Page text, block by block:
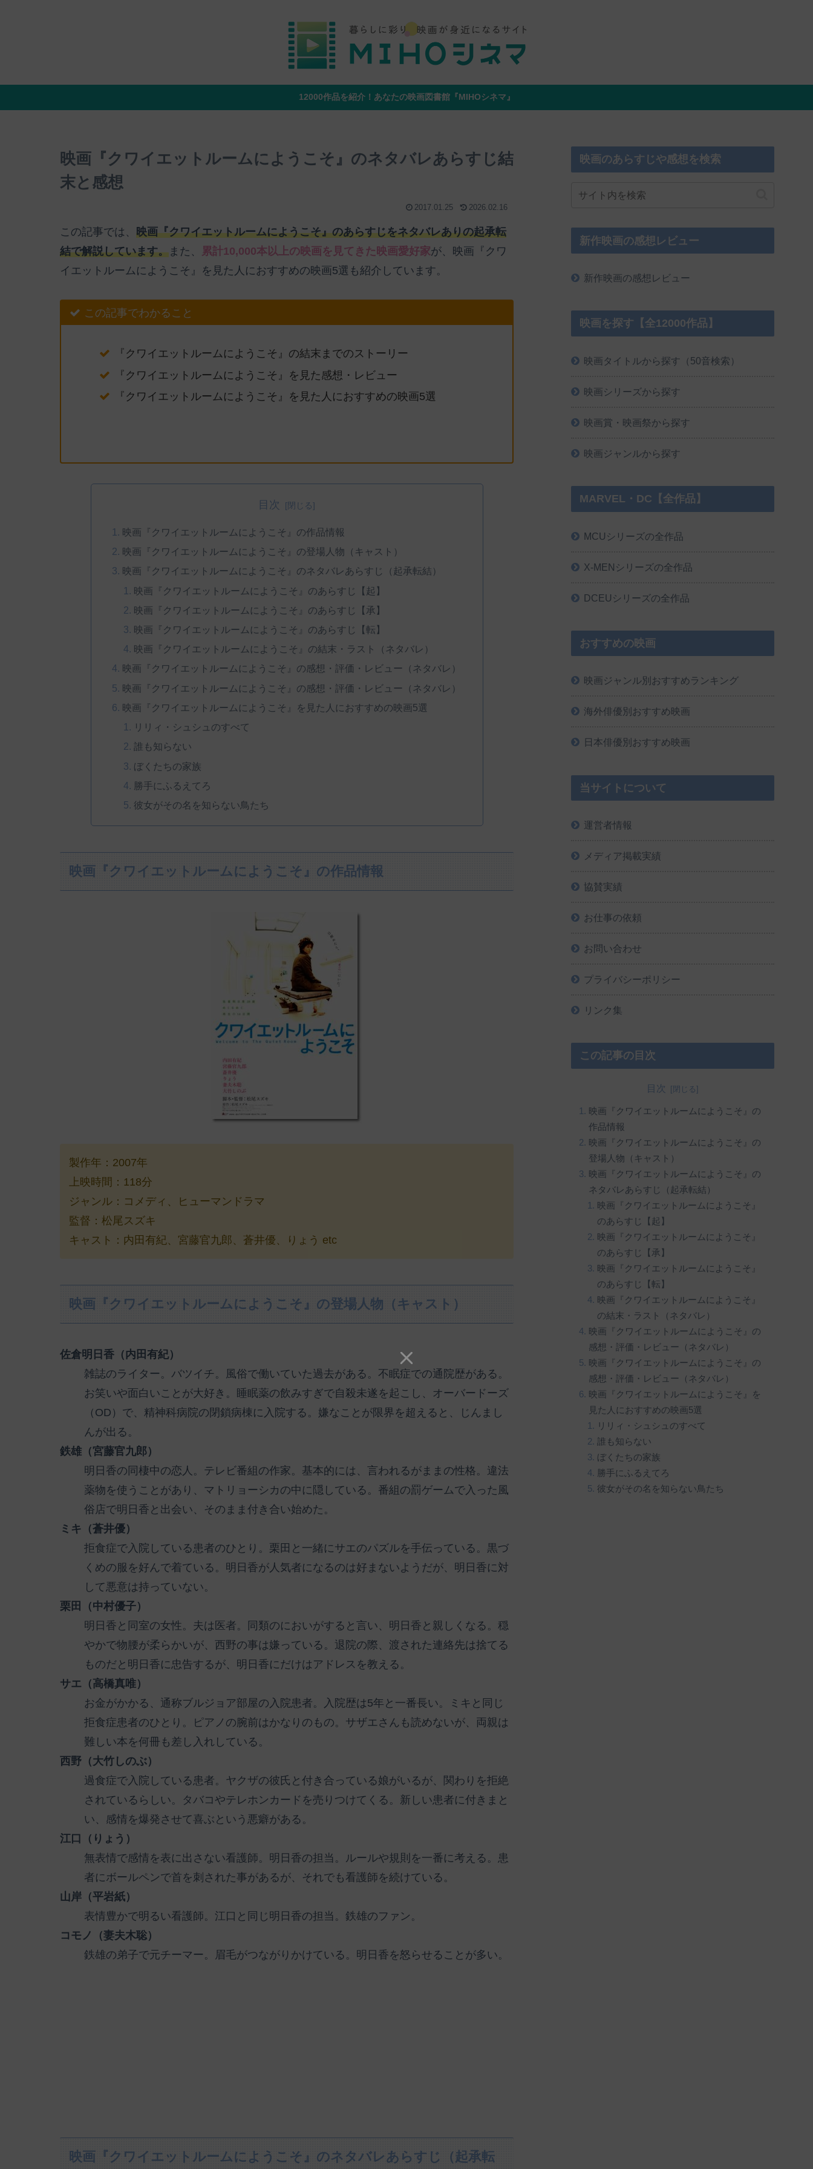
12000作品を紹介！あなたの映画図書館『MIHOシネマ』
映画『クワイエットルームにようこそ』のネタバレあらすじ結
末と感想
2017.01.25 2026.02.16
この記事では、 映画『クワイエットルームにようこそ』のあらすじをネタバレありの起承転
結で解説しています。 また、 累計10,000本以上の映画を見てきた映画愛好家が、映画『クワ
イエットルームにようこそ』を見た人におすすめの映画5選も紹介しています。
この記事でわかること
『クワイエットルームにようこそ』の結末までのストーリー
『クワイエットルームにようこそ』を見た感想・レビュー
『クワイエットルームにようこそ』を見た人におすすめの映画5選
目次
映画『クワイエットルームにようこそ』の作品情報
映画『クワイエットルームにようこそ』の登場人物（キャスト）
映画『クワイエットルームにようこそ』のネタバレあらすじ（起承転結）
映画『クワイエットルームにようこそ』のあらすじ【起】
映画『クワイエットルームにようこそ』のあらすじ【承】
映画『クワイエットルームにようこそ』のあらすじ【転】
映画『クワイエットルームにようこそ』の結末・ラスト（ネタバレ）
映画『クワイエットルームにようこそ』の感想・評価・レビュー（ネタバレ）
映画『クワイエットルームにようこそ』の感想・評価・レビュー（ネタバレ）
映画『クワイエットルームにようこそ』を見た人におすすめの映画5選
リリィ・シュシュのすべて
誰も知らない
ぼくたちの家族
勝手にふるえてろ
彼女がその名を知らない鳥たち
映画『クワイエットルームにようこそ』の作品情報
製作年：2007年
上映時間：118分
ジャンル：コメディ、ヒューマンドラマ
監督：松尾スズキ
キャスト：内田有紀、宮藤官九郎、蒼井優、りょう etc
映画『クワイエットルームにようこそ』の登場人物（キャスト）
佐倉明日香（内田有紀）
雑誌のライター。バツイチ。風俗で働いていた過去がある。不眠症での通院歴がある。
お笑いや面白いことが大好き。睡眠薬の飲みすぎで自殺未遂を起こし、オーバードーズ
（OD）で、精神科病院の閉鎖病棟に入院する。嫌なことが限界を超えると、じんまし
んが出る。
鉄雄（宮藤官九郎）
明日香の同棲中の恋人。テレビ番組の作家。基本的には、言われるがままの性格。違法
薬物を使うことがあり、マトリョーシカの中に隠している。番組の罰ゲームで入った風
俗店で明日香と出会い、そのまま付き合い始めた。
ミキ（蒼井優）
拒食症で入院している患者のひとり。栗田と一緒にサエのパズルを手伝っている。黒づ
くめの服を好んで着ている。明日香が人気者になるのは好まないようだが、明日香に対
して悪意は持っていない。
栗田（中村優子）
明日香と同室の女性。夫は医者。同類のにおいがすると言い、明日香と親しくなる。穏
やかで物腰が柔らかいが、西野の事は嫌っている。退院の際、渡された連絡先は捨てる
ものだと明日香に忠告するが、明日香にだけはアドレスを教える。
サエ（高橋真唯）
お金がかかる、通称ブルジョア部屋の入院患者。入院歴は5年と一番長い。ミキと同じ
拒食症患者のひとり。ピアノの腕前はかなりのもの。サザエさんも読めないが、両親は
難しい本を何冊も差し入れしている。
西野（大竹しのぶ）
過食症で入院している患者。ヤクザの彼氏と付き合っている娘がいるが、関わりを拒絶
されているらしい。タバコやテレホンカードを売りつけてくる。新しい患者に付きまと
い、感情を爆発させて喜ぶという悪癖がある。
江口（りょう）
無表情で感情を表に出さない看護師。明日香の担当。ルールや規則を一番に考える。患
者にボールペンで首を刺された事があるが、それでも看護師を続けている。
山岸（平岩紙）
表情豊かで明るい看護師。江口と同じ明日香の担当。鉄雄のファン。
コモノ（妻夫木聡）
鉄雄の弟子で元チーマー。眉毛がつながりかけている。明日香を怒らせることが多い。
映画『クワイエットルームにようこそ』のネタバレあらすじ（起承転
映画のあらすじや感想を検索
新作映画の感想レビュー
新作映画の感想レビュー
映画を探す【全12000作品】
映画タイトルから探す（50音検索）
映画シリーズから探す
映画賞・映画祭から探す
映画ジャンルから探す
MARVEL・DC【全作品】
MCUシリーズの全作品
X-MENシリーズの全作品
DCEUシリーズの全作品
おすすめの映画
映画ジャンル別おすすめランキング
海外俳優別おすすめ映画
日本俳優別おすすめ映画
当サイトについて
運営者情報
メディア掲載実績
協賛実績
お仕事の依頼
お問い合わせ
プライバシーポリシー
リンク集
この記事の目次
目次
映画『クワイエットルームにようこそ』の
作品情報
映画『クワイエットルームにようこそ』の
登場人物（キャスト）
映画『クワイエットルームにようこそ』の
ネタバレあらすじ（起承転結）
映画『クワイエットルームにようこそ』
のあらすじ【起】
映画『クワイエットルームにようこそ』
のあらすじ【承】
映画『クワイエットルームにようこそ』
のあらすじ【転】
映画『クワイエットルームにようこそ』
の結末・ラスト（ネタバレ）
映画『クワイエットルームにようこそ』の
感想・評価・レビュー（ネタバレ）
映画『クワイエットルームにようこそ』の
感想・評価・レビュー（ネタバレ）
映画『クワイエットルームにようこそ』を
見た人におすすめの映画5選
リリィ・シュシュのすべて
誰も知らない
ぼくたちの家族
勝手にふるえてろ
彼女がその名を知らない鳥たち